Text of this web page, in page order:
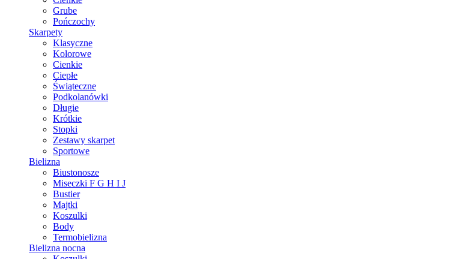
Grube
Pończochy
Skarpety
Klasyczne
Kolorowe
Cienkie
Ciepłe
Świąteczne
Podkolanówki
Długie
Krótkie
Stopki
Zestawy skarpet
Sportowe
Bielizna
Biustonosze
Miseczki F G H I J
Bustier
Majtki
Koszulki
Body
Termobielizna
Bielizna nocna